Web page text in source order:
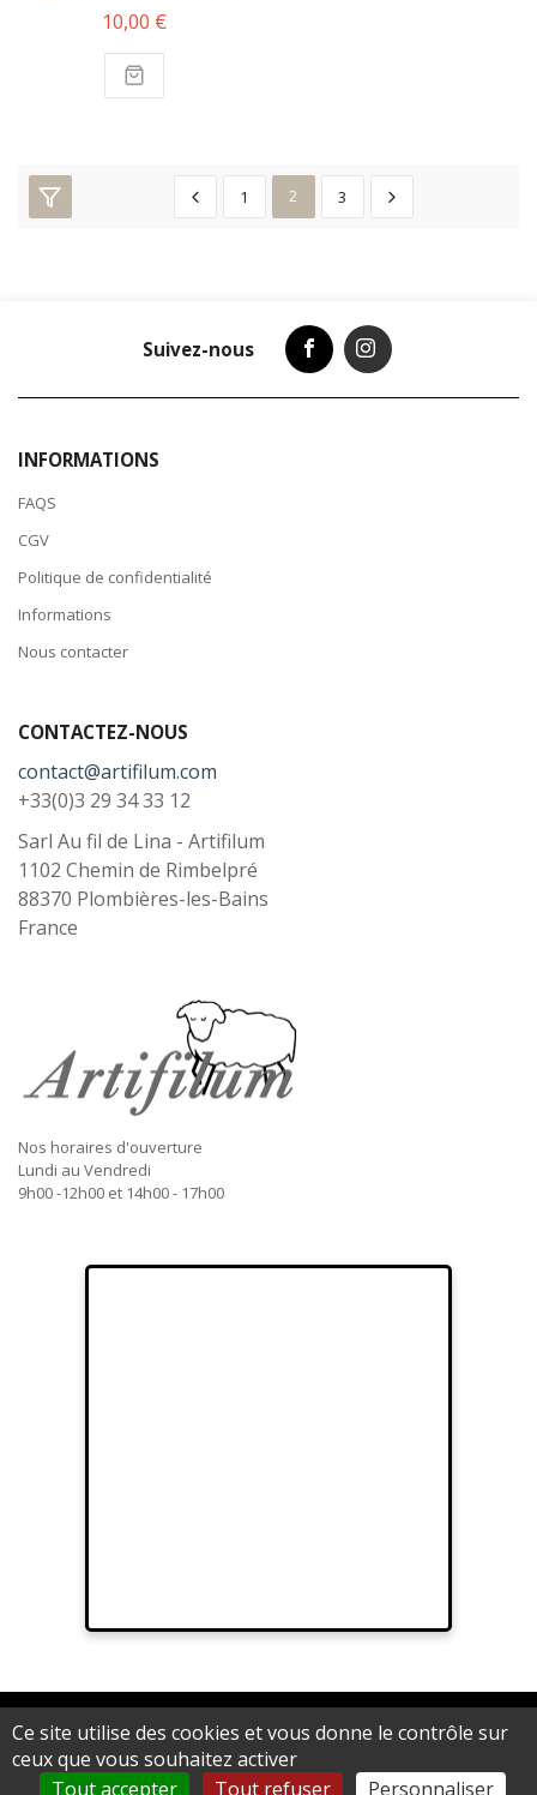
10,00 €
1 2 3
Suivez-nous
INFORMATIONS
FAQS
CGV
Politique de confidentialité
Informations
Nous contacter
CONTACTEZ-NOUS
contact@artifilum.com
+33(0)3 29 34 33 12
Sarl Au fil de Lina - Artifilum
1102 Chemin de Rimbelpré
88370 Plombières-les-Bains
France
Nos horaires d'ouverture
Lundi au Vendredi
9h00 -12h00 et 14h00 - 17h00
© 2012 Sarl Au fil de Lina - Artifilum au capital de 15.000,00 € - RCS
Epinal B 539 062 992
Ce site utilise des cookies et vous donne le contrôle sur
ceux que vous souhaitez activer
Tout accepter
Tout refuser Personnaliser